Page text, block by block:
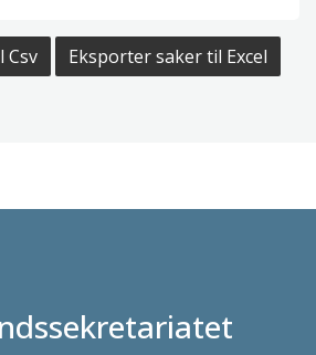
Csv Eksporter saker til Excel